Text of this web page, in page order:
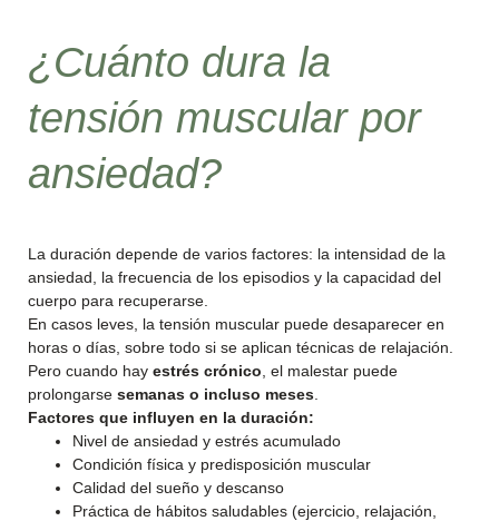
¿Cuánto dura la
tensión muscular por
ansiedad?
La duración depende de varios factores: la intensidad de la
ansiedad, la frecuencia de los episodios y la capacidad del
cuerpo para recuperarse.
En casos leves, la tensión muscular puede desaparecer en
horas o días, sobre todo si se aplican técnicas de relajación.
Pero cuando hay estrés crónico , el malestar puede
prolongarse semanas o incluso meses
Factores que influyen en la duración:
Nivel de ansiedad y estrés acumulado
Condición física y predisposición muscular
Calidad del sueño y descanso
Práctica de hábitos saludables (ejercicio, relajación,